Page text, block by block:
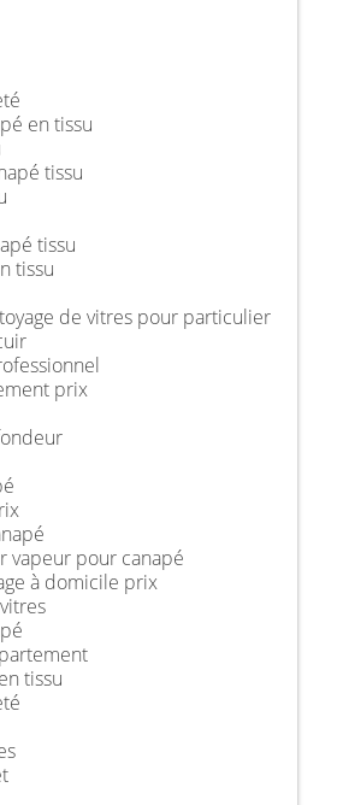
en tissu
tissu
tissu
tissu
de vitres pour particulier
prix
vapeur pour canapé
à domicile prix
tissu